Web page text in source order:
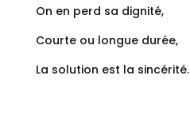
On en perd sa dignité,
Courte ou longue durée,
La solution est la sincérité.